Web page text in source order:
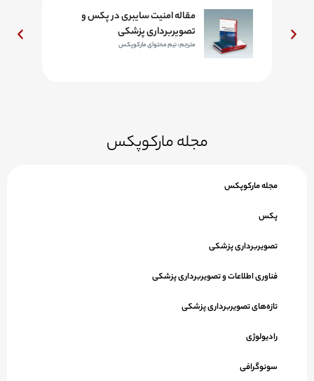
مقاله امنیت سایبری در پکس و
تصویربرداری پزشکی
مترجم: تیم محتوای مارکوپکس
مجله مارکوپکس
مجله مارکوپکس
پکس
تصویربرداری پزشکی
فناوری اطلاعات و تصویربرداری پزشکی
تازه‌های تصویربرداری پزشکی
رادیولوژی
سونوگرافی